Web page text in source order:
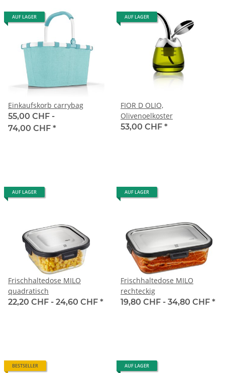
AUF LAGER
Einkaufskorb carrybag
55,00 CHF -
74,00 CHF *
AUF LAGER
FIOR D OLIO,
Olivenoelkoster
53,00 CHF *
AUF LAGER
Frischhaltedose MILO
quadratisch
22,20 CHF - 24,60 CHF *
AUF LAGER
Frischhaltedose MILO
rechteckig
19,80 CHF - 34,80 CHF *
BESTSELLER AUF LAGER